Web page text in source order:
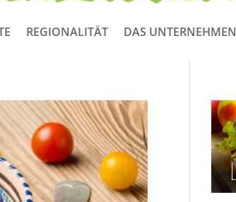
REGIONALITÄT DAS UNTERNEHMEN